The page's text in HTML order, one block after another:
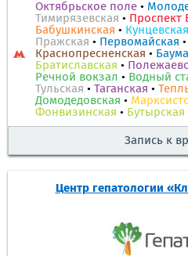
Октябрьское поле •
Тимирязевская • Проспект
Бабушкинская • Кунцевская
Пражская • Первомайская •
Краснопресненская •
Братиславская •
Речной вокзал • Водный
Тульская • Таганская •
Домодедовская •
Фонвизинская • Бутырская
Запись к
Центр гепатологии